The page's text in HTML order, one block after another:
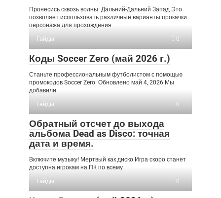
Пронесись сквозь волны. Дальний-Дальний Запад Это
позволяет использовать различные варианты прокачки
персонажа для прохождения
Гайды
0
Коды Soccer Zero (май 2026 г.)
Станьте профессиональным футболистом с помощью
промокодов Soccer Zero. Обновлено май 4, 2026 Мы
добавили
Гайды
0
Обратный отсчет до выхода
альбома Dead as Disco: точная
дата и время.
Включите музыку! Мертвый как диско Игра скоро станет
доступна игрокам на ПК по всему
Гайды
0